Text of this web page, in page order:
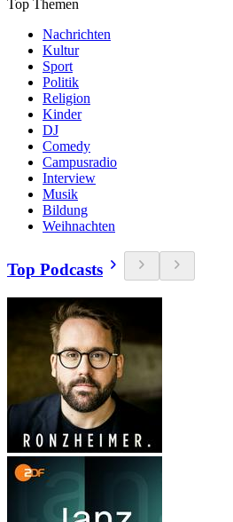
Top Themen
Nachrichten
Kultur
Sport
Politik
Religion
Kinder
DJ
Comedy
Campusradio
Interview
Musik
Bildung
Weihnachten
Top Podcasts